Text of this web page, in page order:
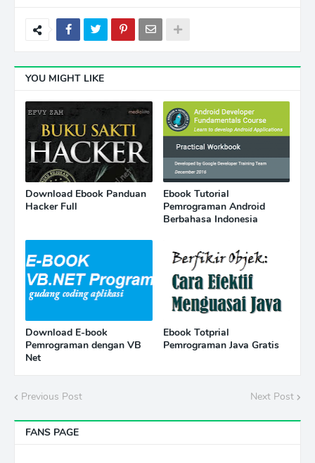
YOU MIGHT LIKE
Download Ebook Panduan
Hacker Full
Ebook Tutorial
Pemrograman Android
Berbahasa Indonesia
Download E-book
Pemrograman dengan VB
Net
Ebook Totprial
Pemrograman Java Gratis
Previous Post Next Post
FANS PAGE